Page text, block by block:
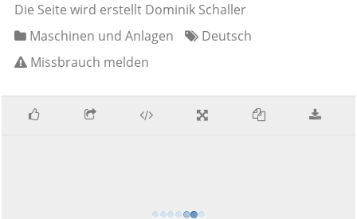
Die Seite wird erstellt Dominik Schaller
Maschinen und Anlagen
Deutsch
Missbrauch melden